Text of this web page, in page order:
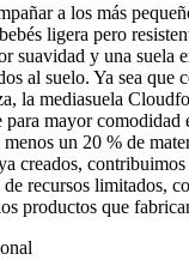
a los más
ligera pero
suavidad y una suela
al suelo. Ya sea que
la mediasuela
mayor comodidad
un 20 % de
creados,
de recursos limitados,
productos que